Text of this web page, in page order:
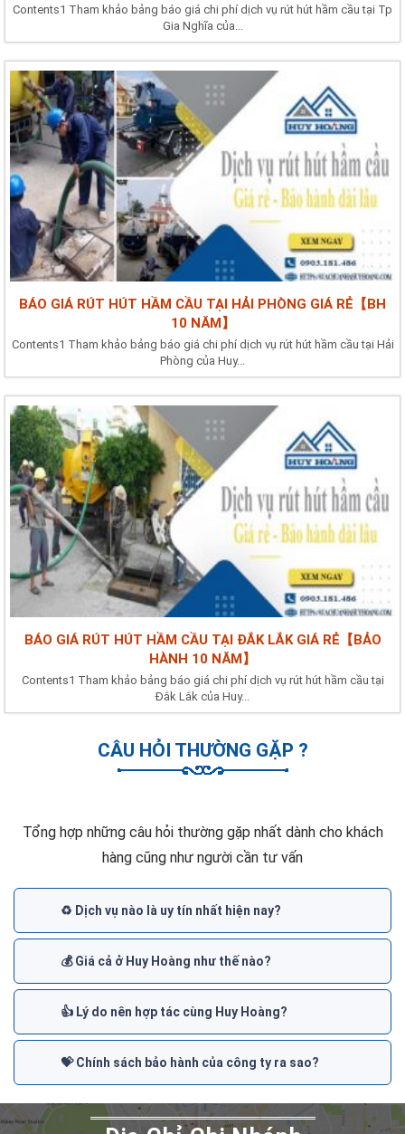
Contents1 Tham khảo bảng báo giá chi phí dịch vụ rút hút hầm cầu tại Tp
Gia Nghĩa của...
BÁO GIÁ RÚT HÚT HẦM CẦU TẠI HẢI PHÒNG GIÁ RẺ【BH
10 NĂM】
Contents1 Tham khảo bảng báo giá chi phí dịch vụ rút hút hầm cầu tại Hải
Phòng của Huy...
BÁO GIÁ RÚT HÚT HẦM CẦU TẠI ĐẮK LẮK GIÁ RẺ【BẢO
HÀNH 10 NĂM】
Contents1 Tham khảo bảng báo giá chi phí dịch vụ rút hút hầm cầu tại
Đắk Lắk của Huy...
CÂU HỎI THƯỜNG GẶP ?
Tổng hợp những câu hỏi thường gặp nhất dành cho khách
hàng cũng như người cần tư vấn
♻️ Dịch vụ nào là uy tín nhất hiện nay?
💰 Giá cả ở Huy Hoàng như thế nào?
👍 Lý do nên hợp tác cùng Huy Hoàng?
💝 Chính sách bảo hành của công ty ra sao?